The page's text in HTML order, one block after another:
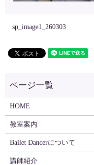
sp_image1_260303
HOME
教室案内
Ballet Dancerについて
講師紹介